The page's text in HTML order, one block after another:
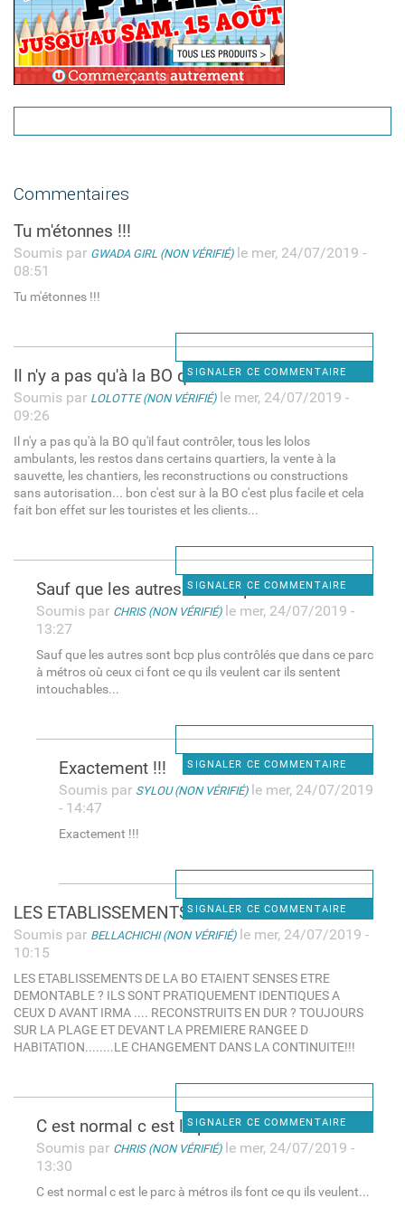
Commentaires
Tu m'étonnes !!!
Soumis par GWADA GIRL (NON VÉRIFIÉ)le mer, 24/07/2019 -
08:51
Tu m'étonnes !!!
SIGNALER CE COMMENTAIRE
Il n'y a pas qu'à la BO qu'il
Soumis par LOLOTTE (NON VÉRIFIÉ)le mer, 24/07/2019 -
09:26
Il n'y a pas qu'à la BO qu'il faut contrôler, tous les lolos
ambulants, les restos dans certains quartiers, la vente à la
sauvette, les chantiers, les reconstructions ou constructions
sans autorisation... bon c'est sur à la BO c'est plus facile et cela
fait bon effet sur les touristes et les clients...
SIGNALER CE COMMENTAIRE
Sauf que les autres sont bcp
Soumis par CHRIS (NON VÉRIFIÉ)le mer, 24/07/2019 -
13:27
Sauf que les autres sont bcp plus contrôlés que dans ce parc
à métros où ceux ci font ce qu ils veulent car ils sentent
intouchables...
SIGNALER CE COMMENTAIRE
Exactement !!!
Soumis par SYLOU (NON VÉRIFIÉ)le mer, 24/07/2019
- 14:47
Exactement !!!
SIGNALER CE COMMENTAIRE
LES ETABLISSEMENTS DE LA BO
Soumis par BELLACHICHI (NON VÉRIFIÉ)le mer, 24/07/2019 -
10:15
LES ETABLISSEMENTS DE LA BO ETAIENT SENSES ETRE
DEMONTABLE ? ILS SONT PRATIQUEMENT IDENTIQUES A
CEUX D AVANT IRMA .... RECONSTRUITS EN DUR ? TOUJOURS
SUR LA PLAGE ET DEVANT LA PREMIERE RANGEE D
HABITATION........LE CHANGEMENT DANS LA CONTINUITE!!!
SIGNALER CE COMMENTAIRE
C est normal c est le parc à
Soumis par CHRIS (NON VÉRIFIÉ)le mer, 24/07/2019 -
13:30
C est normal c est le parc à métros ils font ce qu ils veulent...